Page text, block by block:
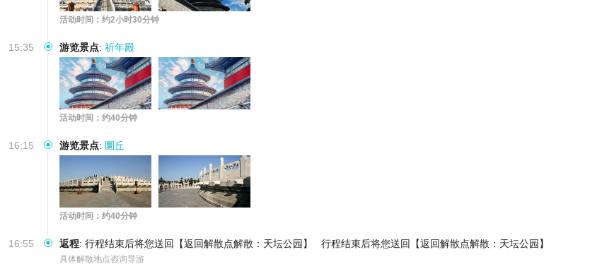
活动时间：约2小时30分钟
15:35 游览景点: 祈年殿
活动时间：约40分钟
16:15 游览景点: 圜丘
活动时间：约40分钟
16:55 返程: 行程结束后将您送回【返回解散点解散：天坛公园】 行程结束后将您送回【返回解散点解散：天坛公园】
具体解散地点咨询导游